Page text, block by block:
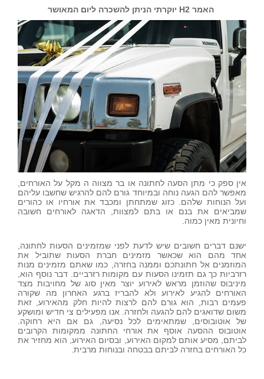
האמר H2 יוקרתי הניתן להשכרה ליום המאושר
אין ספק כי מתן הסעה לחתונה או בר מצווה ה מקל על האורחים,
מאפשר להם הגעה נוחה ובמיוחד גורם להם להרגיש שחשבו עליהם
ועל הנוחות שלהם. כזוג שמתחתן ומכבד את אורחיו או כהורים
שמביאים את בנם או בתם למצוות, הדאגה לאורחים חשובה
וחיונית מאין כמוה.
ישנם דברים חשובים שיש לדעת לפני שמזמינים הסעות לחתונה,
אחד מהם הוא שכאשר מזמינים חברת הסעות שתוביל את
המוזמנים אל חתונתכם וממנה בחזרה, כמו שאתם מזמינים מנות
רזרביות כך גם תזמינו הסעות עם מקומות רזרביים. דבר נוסף הוא,
מיניבוס שהוזמן מראש לאירוע יוצר מאין סוג של מחויבות מצד
האורחים להגיע לאירוע ולא להבריז ברגע האחרון מה שקורה
פעמים רבות, הוא גורם להם לרצות להיות חלק מהאירוע, זאת
משום שדואגים להם להגעה ולחזרה. אנו מפעילים צי חדיש ומושקע
של אוטובוסים, שמתאימים לכל נסיעה, גם אם היא רחוקה.
אוטובוס ההסעה אוסף את אורחי החתונה ממקומות הקרובים
לביתם, מסיע אותם למקום האירוע, ובסיום האירוע, הוא מחזיר את
כל האורחים בחזרה לביתם בבטחה ובנוחות מרבית.